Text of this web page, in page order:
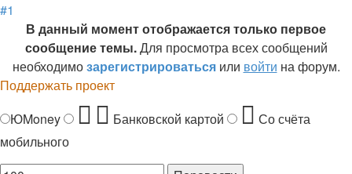
#1
В данный момент отображается только первое
сообщение темы.Для просмотра всех сообщений
необходимозарегистрироватьсяили войти на форум.
Поддержать проект
ЮMoney
Банковской картой
Со счёта
мобильного